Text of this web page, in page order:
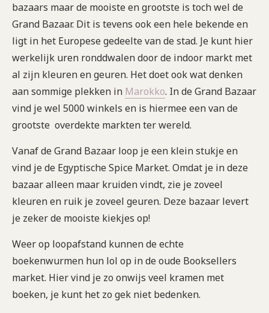
bazaars maar de mooiste en grootste is toch wel de
Grand Bazaar. Dit is tevens ook een hele bekende en
ligt in het Europese gedeelte van de stad. Je kunt hier
werkelijk uren ronddwalen door de indoor markt met
al zijn kleuren en geuren. Het doet ook wat denken
aan sommige plekken in Marokko. In de Grand Bazaar
vind je wel 5000 winkels en is hiermee een van de
grootste overdekte markten ter wereld.
Vanaf de Grand Bazaar loop je een klein stukje en
vind je de Egyptische Spice Market. Omdat je in deze
bazaar alleen maar kruiden vindt, zie je zoveel
kleuren en ruik je zoveel geuren. Deze bazaar levert
je zeker de mooiste kiekjes op!
Weer op loopafstand kunnen de echte
boekenwurmen hun lol op in de oude Booksellers
market. Hier vind je zo onwijs veel kramen met
boeken, je kunt het zo gek niet bedenken.